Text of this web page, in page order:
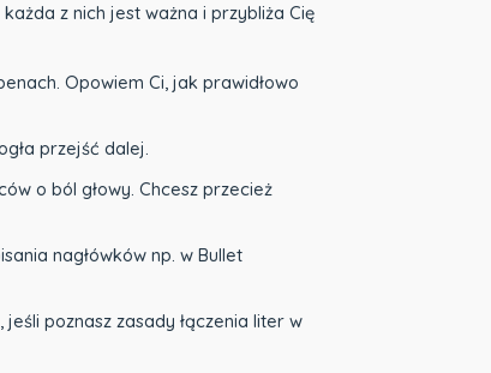
z nich jest ważna i przybliża Cię
Opowiem Ci, jak prawidłowo
przejść dalej.
o ból głowy. Chcesz przecież
nagłówków np. w Bullet
poznasz zasady łączenia liter w